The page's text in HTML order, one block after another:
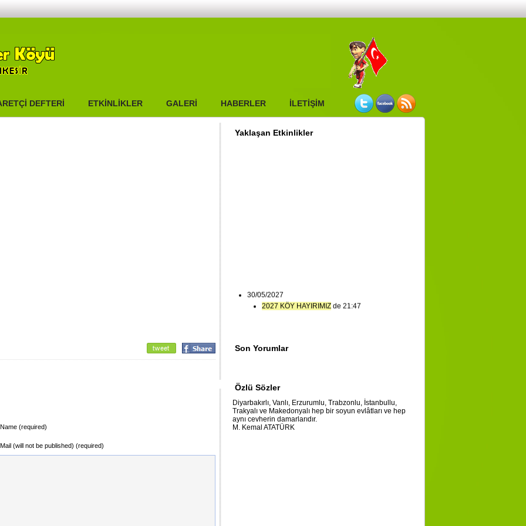
VİDEOLAR
Main Page
Our Story
DEFTERİ ETKİNLİKLER GALERİ HABERLER İLETİŞİM
Name (required)
Mail (will not be published) (required)
Yaklaşan Etkinlikler
30/05/2027
2027 KÖY HAYIRIMIZ de 21:47
Son Yorumlar
Özlü Sözler
Diyarbakırlı, Vanlı, Erzurumlu, Trabzonlu, İstanbullu,
Trakyalı ve Makedonyalı hep bir soyun evlâtları ve hep
aynı cevherin damarlarıdır.
M. Kemal ATATÜRK